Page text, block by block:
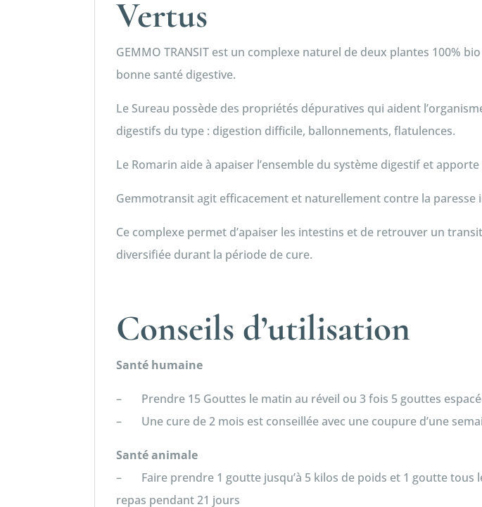
Vertus
GEMMO TRANSIT est un complexe naturel de deux plantes 100%
bonne santé digestive.
Le Sureau possède des propriétés dépuratives qui aident
digestifs du type : digestion difficile, ballonnements, flatulences.
Le Romarin aide à apaiser l’ensemble du système digestif et
Gemmotransit agit efficacement et naturellement contre la paresse
Ce complexe permet d’apaiser les intestins et de retrouver un
diversifiée durant la période de cure.
Conseils d’utilisation
Santé humaine
– Prendre 15 Gouttes le matin au réveil ou 3 fois 5 gouttes
– Une cure de 2 mois est conseillée avec une coupure d’une
Santé animale
– Faire prendre 1 goutte jusqu’à 5 kilos de poids et 1 goutte tous
repas pendant 21 jours